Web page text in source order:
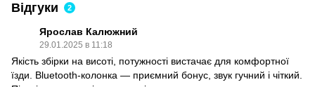
Відгуки 2
Ярослав Калюжний
29.01.2025 в 11:18
Якість збірки на висоті, потужності вистачає для комфортної
їзди. Bluetooth-колонка — приємний бонус, звук гучний і чіткий.